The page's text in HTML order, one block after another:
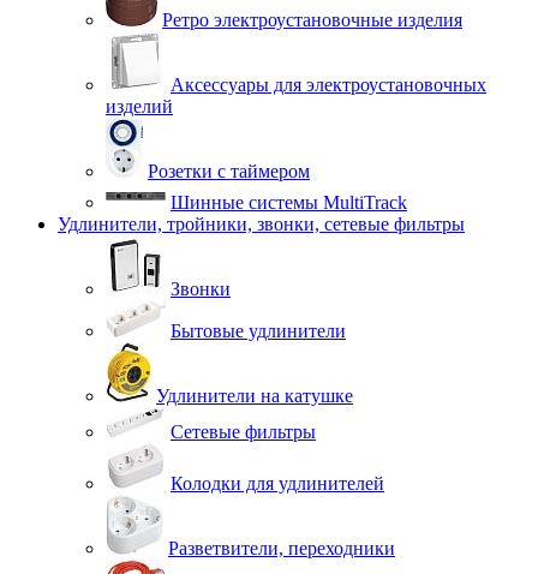
Ретро электроустановочные изделия
Аксессуары для электроустановочных
изделий
Розетки с таймером
Шинные системы MultiTrack
Удлинители, тройники, звонки, сетевые фильтры
Звонки
Бытовые удлинители
Удлинители на катушке
Сетевые фильтры
Колодки для удлинителей
Разветвители, переходники